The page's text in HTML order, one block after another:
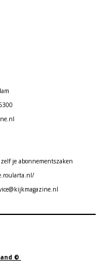
je abonnementszaken
©